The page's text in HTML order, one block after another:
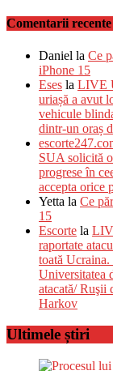
Comentarii recente
Daniel la Ce
iPhone 15
Eses la LIVE
uriașă a avut
vehicule
dintr-un oraș
SUA solicită
progrese în
accepta orice
Yetta la Ce
15
Escorte la
raportate
toată
Universitatea
atacată/ Ruşii
Harkov
Ultimele știri